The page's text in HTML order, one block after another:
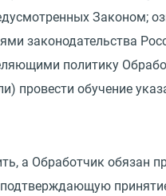
Законом;
законодательства
политику
провести обучение
а Обработчик обязан